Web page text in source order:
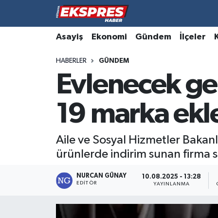
Asayiş Ekonomi Gündem İlçeler
HABERLER GÜNDEM
Evlenecek
19 marka
Aile ve Sosyal Hizmetler
ürünlerde indirim sunan firma
NURCAN GÜNAY
EDITÖR
10.08.2025 - 13:28
YAYINLANMA
Altıntaş
Aslanapa
Biyografiler
Domaniç
Dumlupınar
Hava Durumu
Trafik Durumu
Süper Lig Puan Durumu ve Fikstür
Tüm Manşetler
Son Dakika Haberleri